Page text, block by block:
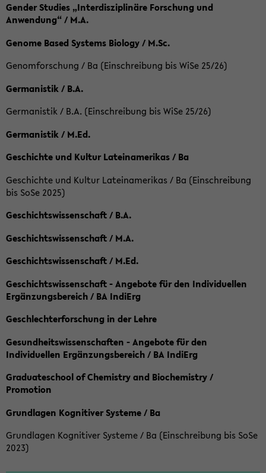
Gender Studies „Interdisziplinäre Forschung und
Anwendung“ / M.A.
Genome Based Systems Biology / M.Sc.
Genomforschung / Ba (Einschreibung bis WiSe 25/26)
Germanistik / B.A.
Germanistik / B.A. (Einschreibung bis WiSe 25/26)
Germanistik / M.Ed.
Geschichte und Kultur Lateinamerikas / Ba
Geschichte und Kultur Lateinamerikas / Ba (Einschreibung
bis SoSe 2025)
Geschichtswissenschaft / B.A.
Geschichtswissenschaft / M.A.
Geschichtswissenschaft / M.Ed.
Geschichtswissenschaft - Angebote für den Individuellen
Ergänzungsbereich / BA IndiErg
Geschlechterforschung in der Lehre
Gesundheitswissenschaften - Angebote für den
Individuellen Ergänzungsbereich / BA IndiErg
Graduateschool of Chemistry and Biochemistry /
Promotion
Grundlagen Kognitiver Systeme / Ba
Grundlagen Kognitiver Systeme / Ba (Einschreibung bis SoSe
2023)